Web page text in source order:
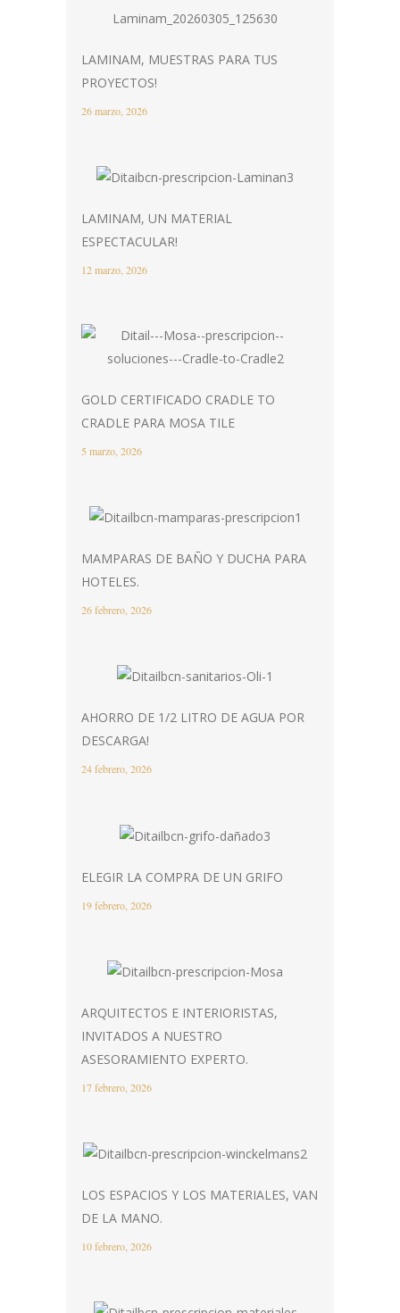
LAMINAM, MUESTRAS PARA TUS
PROYECTOS!
26 marzo, 2026
LAMINAM, UN MATERIAL
ESPECTACULAR!
12 marzo, 2026
GOLD CERTIFICADO CRADLE TO
CRADLE PARA MOSA TILE
5 marzo, 2026
MAMPARAS DE BAÑO Y DUCHA PARA
HOTELES.
26 febrero, 2026
AHORRO DE 1/2 LITRO DE AGUA POR
DESCARGA!
24 febrero, 2026
ELEGIR LA COMPRA DE UN GRIFO
19 febrero, 2026
ARQUITECTOS E INTERIORISTAS,
INVITADOS A NUESTRO
ASESORAMIENTO EXPERTO.
17 febrero, 2026
LOS ESPACIOS Y LOS MATERIALES, VAN
DE LA MANO.
10 febrero, 2026